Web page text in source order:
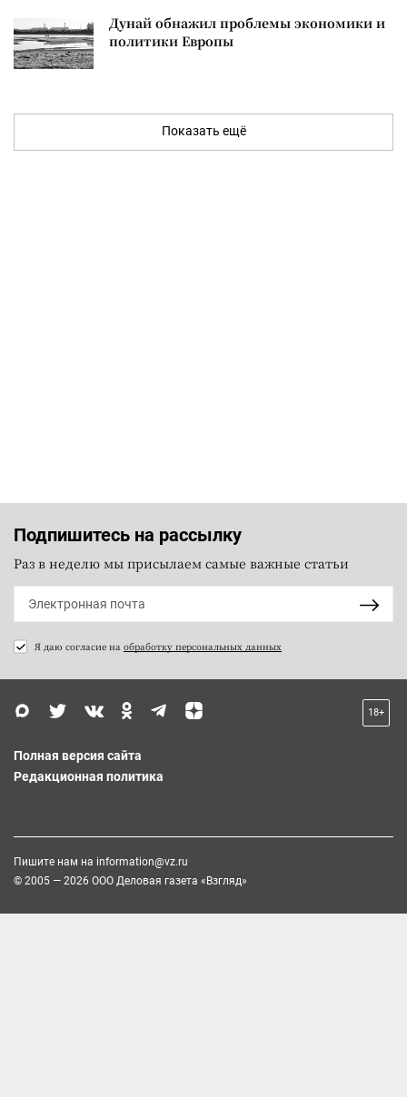
Дунай обнажил проблемы экономики и
политики Европы
Показать ещё
Подпишитесь на рассылку
Раз в неделю мы присылаем самые важные статьи
Я даю согласие на обработку персональных данных
18+
Полная версия сайта
Редакционная политика
Пишите нам на information@vz.ru
© 2005 — 2026 ООО Деловая газета «Взгляд»